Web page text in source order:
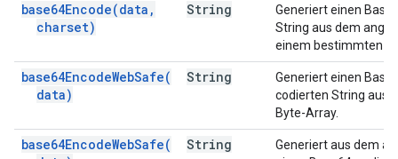
base64Encode(data ,
charset)
String
Generiert einen
String aus dem
einem bestimmten
base64EncodeWebSafe(
data)
String
Generiert einen
codierten String aus
Byte-Array.
base64EncodeWebSafe(
String
Generiert aus dem